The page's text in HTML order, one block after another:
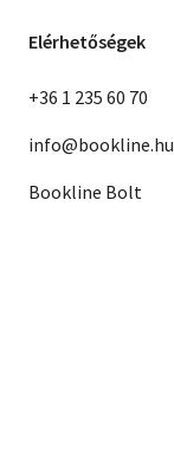
Elérhetőségek
+36 1 235 60 70
info@bookline.hu
Bookline Bolt